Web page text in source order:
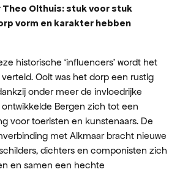
Olthuis: stuk voor stuk
vorm en karakter hebben
historische ‘influencers’ wordt het
Ooit was het dorp een rustig
onder meer de invloedrijke
Bergen zich tot een
voor toeristen en kunstenaars. De
met Alkmaar bracht nieuwe
dichters en componisten zich
en samen een hechte